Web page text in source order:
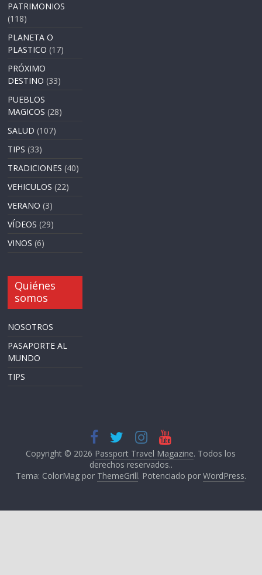
PATRIMONIOS
(118)
PLANETA O
PLASTICO (17)
PRÓXIMO
DESTINO (33)
PUEBLOS
MAGICOS (28)
SALUD (107)
TIPS (33)
TRADICIONES (40)
VEHICULOS (22)
VERANO (3)
VÍDEOS (29)
VINOS (6)
Quiénes
somos
NOSOTROS
PASAPORTE AL
MUNDO
TIPS
Copyright © 2026 Passport Travel Magazine. Todos los
derechos reservados..
Tema: ColorMag por ThemeGrill. Potenciado por WordPress.